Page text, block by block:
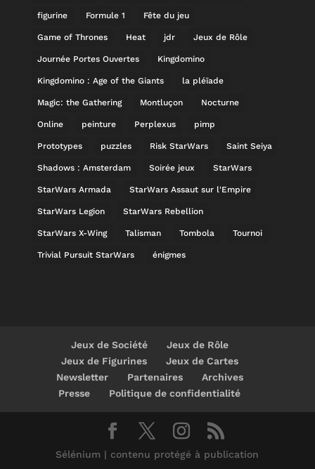
figurine Formule 1 Fête du jeu
Game of Thrones Heat jdr Jeux de Rôle
Journée Portes Ouvertes Kingdomino
Kingdomino : Age of the Giants la pléïade
Magic: the Gathering Montluçon Nocturne
Online peinture Perplexus pimp
Prototypes puzzles Risk StarWars Saint Seiya
Shadows : Amsterdam Soirée jeux StarWars
StarWars Armada StarWars Assaut sur l'Empire
StarWars Legion StarWars Rebellion
StarWars X-Wing Talisman Tombola Tournoi
Trivial Pursuit StarWars énigmes
Jeux de Société
Jeux de Rôle
Jeux de Figurines
Jeux de Cartes
Newsletter
Partenaires
Archives
Presse
Politique de confidentialité
Sélénium | contenu protégé à publication